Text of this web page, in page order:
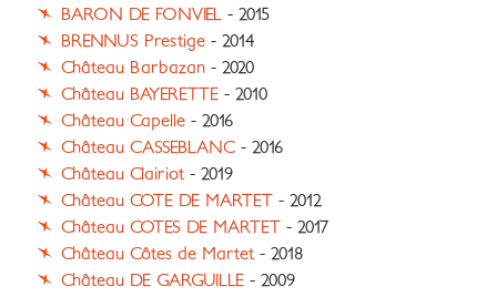
BARON DE FONVIEL - 2015
BRENNUS Prestige - 2014
Château Barbazan - 2020
Château BAYERETTE - 2010
Château Capelle - 2016
Château CASSEBLANC - 2016
Château Clairiot - 2019
Château COTE DE MARTET - 2012
Château COTES DE MARTET - 2017
Château Côtes de Martet - 2018
Château DE GARGUILLE - 2009